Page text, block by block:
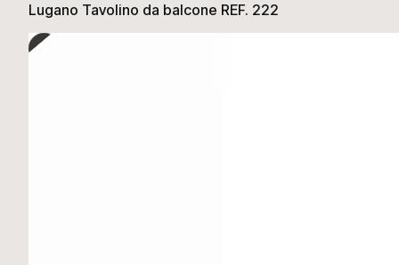
Lugano Tavolino da balcone REF. 222